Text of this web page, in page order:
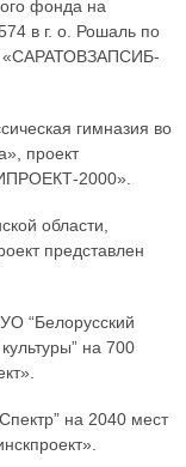
фонда на
в г. о. Рошаль по
«САРАТОВЗАПСИБ-
гимназия во
проект
2000».
области,
представлен
“Белорусский
на 700
на 2040 мест